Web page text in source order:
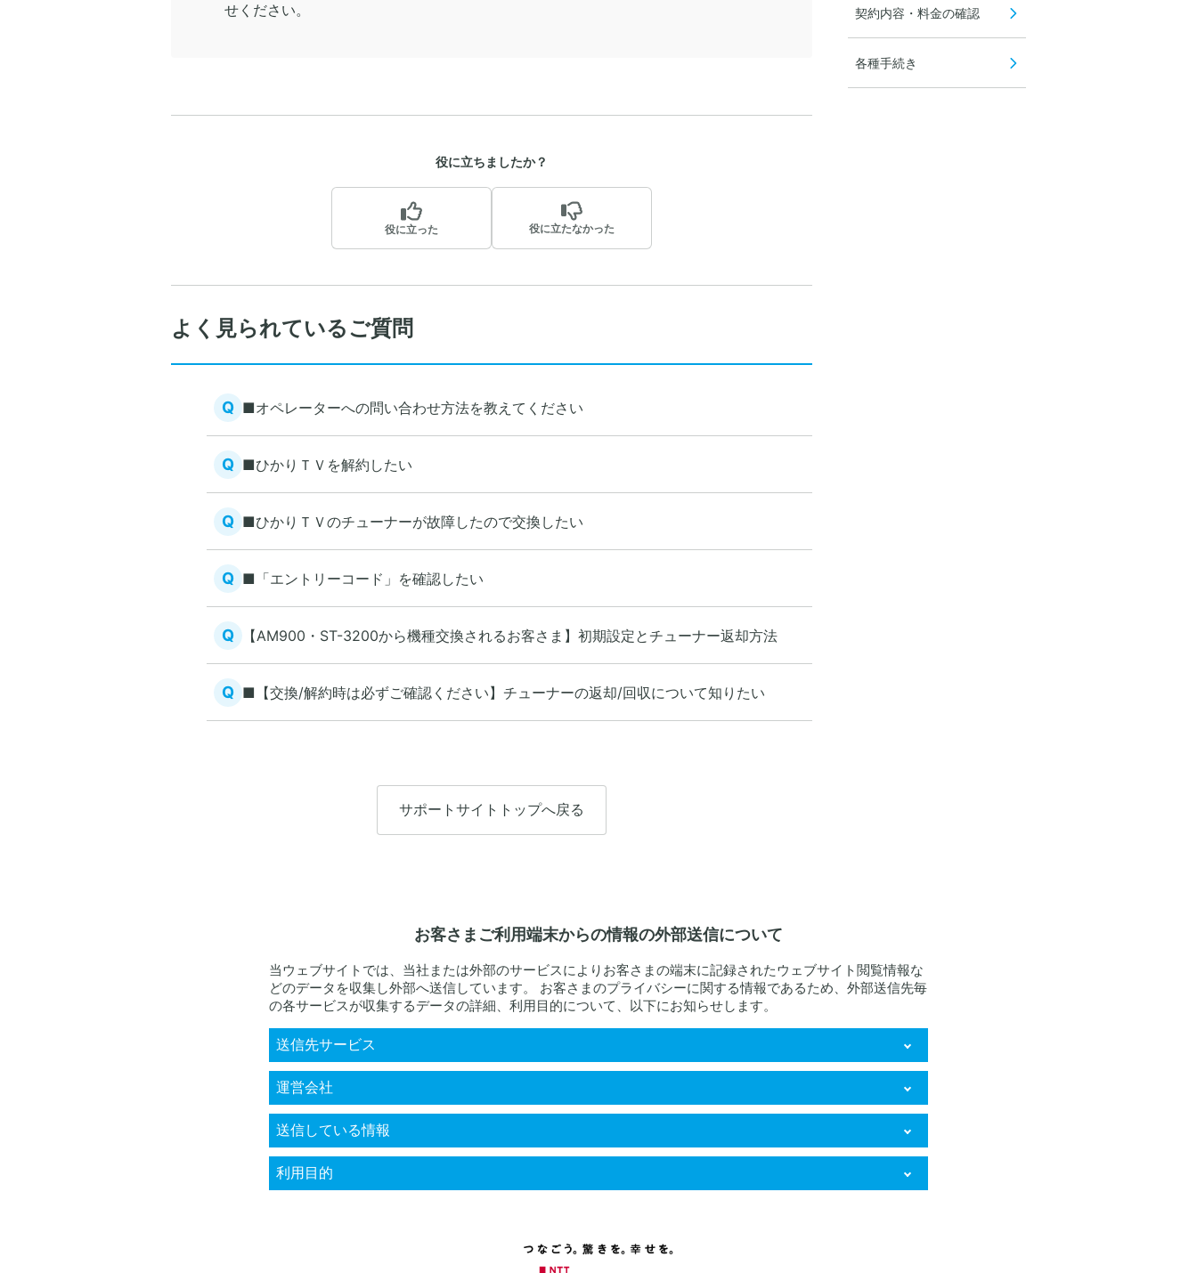
せください。
役に立ちましたか？
役に立った 役に立たなかった
よく見られているご質問
Q ■オペレーターへの問い合わせ方法を教えてください
Q ■ひかりＴＶを解約したい
Q ■ひかりＴＶのチューナーが故障したので交換したい
Q ■「エントリーコード」を確認したい
Q 【AM900・ST-3200から機種交換されるお客さま】初期設定とチューナー返却方法
Q ■【交換/解約時は必ずご確認ください】チューナーの返却/回収について知りたい
サポートサイトトップへ戻る
契約内容・料金の確認
各種手続き
お客さまご利用端末からの情報の外部送信について
当ウェブサイトでは、当社または外部のサービスによりお客さまの端末に記録されたウェブサイト閲覧情報な
どのデータを収集し外部へ送信しています。 お客さまのプライバシーに関する情報であるため、外部送信先毎
の各サービスが収集するデータの詳細、利用目的について、以下にお知らせします。
送信先サービス
KARTE RightSupport
運営会社
株式会社プレイド
送信している情報
お客様個人に関するデータ
（クッキー、IPアドレス情報、ウェブサイトの閲覧履歴及び行動履歴、ウェブサイトにおける購
利用目的